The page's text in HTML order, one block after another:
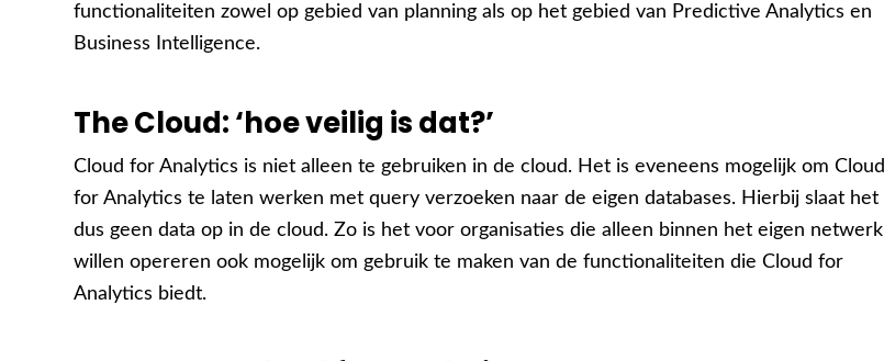
functionaliteiten zowel op gebied van planning als op het gebied van Predictive Analytics en
Business Intelligence.
The Cloud: ‘hoe veilig is dat?’
Cloud for Analytics is niet alleen te gebruiken in de cloud. Het is eveneens mogelijk om Cloud
for Analytics te laten werken met query verzoeken naar de eigen databases. Hierbij slaat het
dus geen data op in de cloud. Zo is het voor organisaties die alleen binnen het eigen netwerk
willen opereren ook mogelijk om gebruik te maken van de functionaliteiten die Cloud for
Analytics biedt.